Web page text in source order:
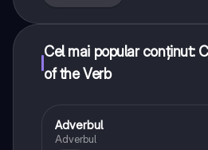
Cel mai popular conținut:
of the Verb
Limba și literatura română
Adverbul
Adverbul